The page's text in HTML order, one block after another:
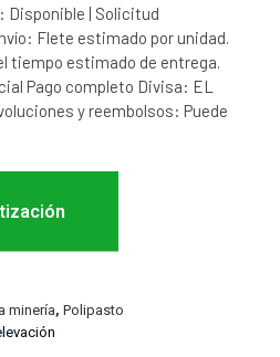
Disponible | Solicitud
Flete estimado por unidad.
tiempo estimado de entrega.
Pago completo Divisa: EL
y reembolsos: Puede
minería, Polipasto